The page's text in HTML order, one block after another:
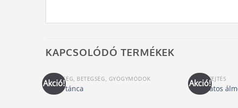
KAPCSOLÓDÓ TERMÉKEK
Akció!
EGÉSZSÉG, BETEGSÉG, GYÓGYMÓDOK
Amer tánca Akció!
ÁLOMFEJTÉS
A tudatos